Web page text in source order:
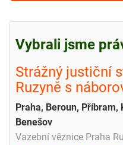
Vybrali jsme
Strážný justiční
Ruzyně s
Praha, Beroun, Příbram,
Benešov
Vazební věznice Praha